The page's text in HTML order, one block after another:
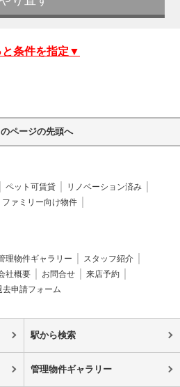
条件を指定▼
ページの先頭へ
ペット可賃貸
リノベーション済み
ファミリー向け物件
理物件ギャラリー
スタッフ紹介
社概要 お問合せ
来店予約
去申請フォーム
駅から検索
管理物件ギャラリー